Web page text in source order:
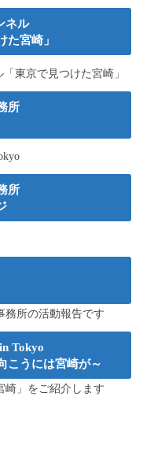
ネル
た宮崎」
所
所
務所の活動報告です
Tokyo
こうには宮崎が～
崎」をご紹介します